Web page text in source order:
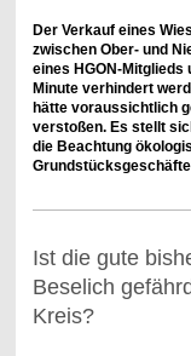
Der Verkauf eines
zwischen Ober- und
eines HGON-
Minute verhindert
hätte voraussichtlich
verstoßen. Es stellt
die Beachtung
Ist die gute
Beselich
Kreis?